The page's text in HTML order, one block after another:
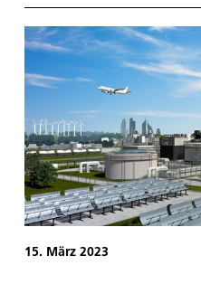
(engl. für
Modellrakete auf bis zu
gebracht und erfüllen
wissenschaftliche
15. März 2023